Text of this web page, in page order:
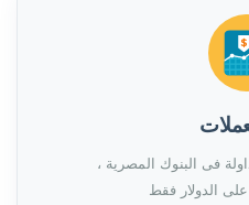
فى البنوك المصرية ،
الدولار فقط